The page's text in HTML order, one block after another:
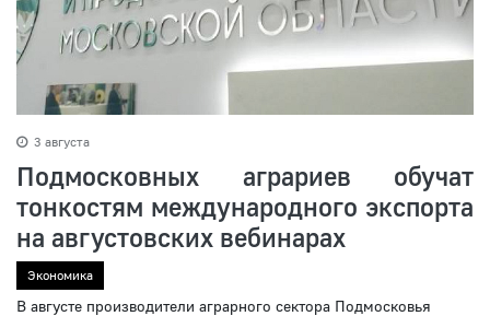
3 августа
Подмосковных аграриев обучат
тонкостям международного экспорта
на августовских вебинарах
Экономика
В августе производители аграрного сектора Подмосковья